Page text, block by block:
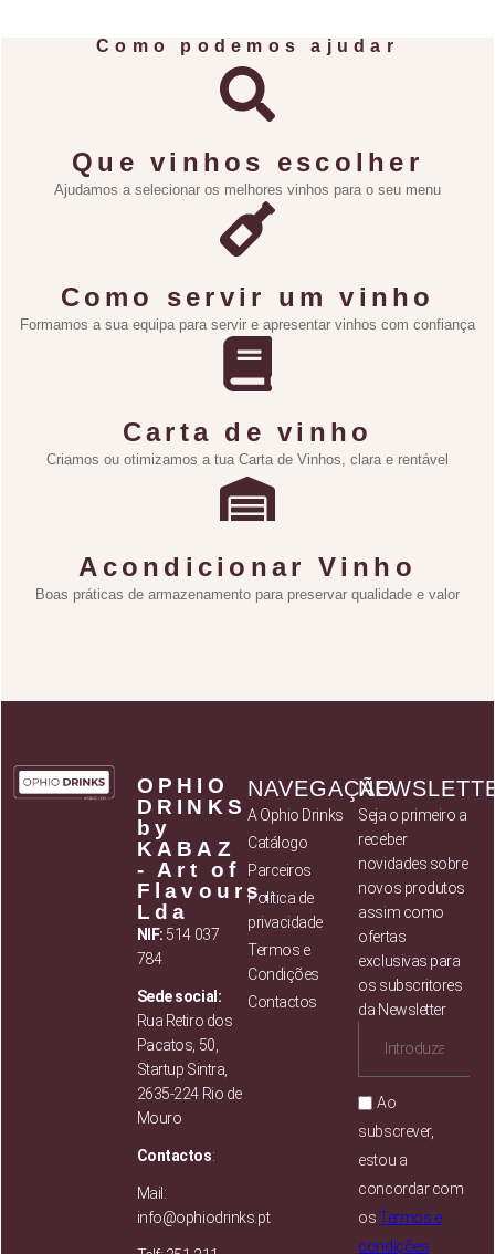
Como podemos ajudar
Que vinhos escolher
Ajudamos a selecionar os melhores vinhos para o seu menu
Como servir um vinho
Formamos a sua equipa para servir e apresentar vinhos com confiança
Carta de vinho
Criamos ou otimizamos a tua Carta de Vinhos, clara e rentável
Acondicionar Vinho
Boas práticas de armazenamento para preservar qualidade e valor
OPHIO
DRINKS
by
KABAZ
- Art of
Flavours,
Lda
NIF: 514 037
784
Sede social:
Rua Retiro dos
Pacatos, 50,
Startup Sintra,
2635-224 Rio de
Mouro
Contactos:
Mail:
info@ophiodrinks.pt
NAVEGAÇÃO
A Ophio Drinks
Catálogo
Parceiros
Política de
privacidade
Termos e
Condições
Contactos
Seja o primeiro a
receber
novidades sobre
novos produtos
assim como
ofertas
exclusivas para
os subscritores
da Newsletter
Ao
subscrever,
estou a
concordar com
osTermos e
condições